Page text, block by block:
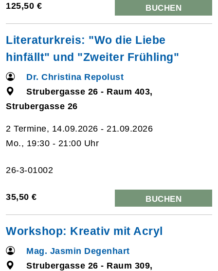
125,50 € BUCHEN
Literaturkreis: "Wo die Liebe
hinfällt" und "Zweiter Frühling"
Dr. Christina Repolust
Strubergasse 26 - Raum 403,
Strubergasse 26
2 Termine, 14.09.2026 - 21.09.2026
Mo., 19:30 - 21:00 Uhr
26-3-01002
35,50 € BUCHEN
Workshop: Kreativ mit Acryl
Mag. Jasmin Degenhart
Strubergasse 26 - Raum 309,